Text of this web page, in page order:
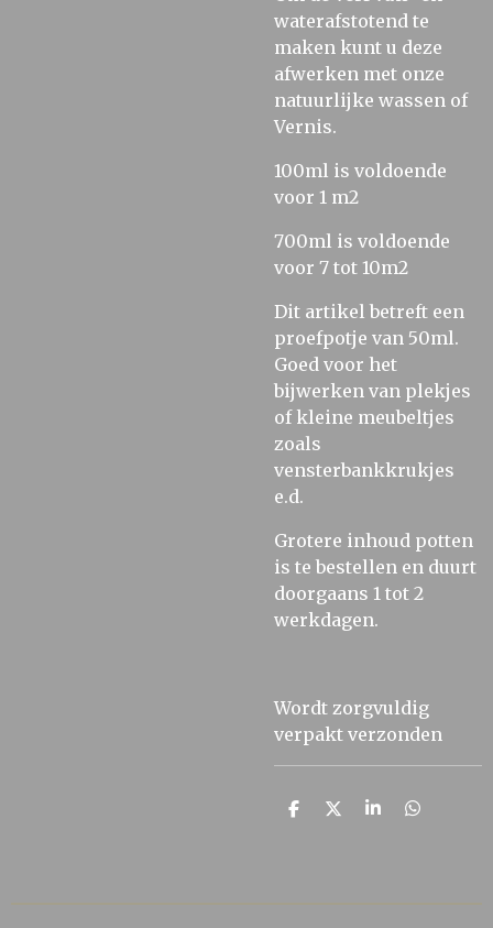
waterafstotend te
maken kunt u deze
afwerken met onze
natuurlijke wassen of
Vernis.
100ml is voldoende
voor 1 m2
700ml is voldoende
voor 7 tot 10m2
Dit artikel betreft een
proefpotje van 50ml.
Goed voor het
bijwerken van plekjes
of kleine meubeltjes
zoals
vensterbankkrukjes
e.d.
Grotere inhoud potten
is te bestellen en duurt
doorgaans 1 tot 2
werkdagen.
Wordt zorgvuldig
verpakt verzonden
D
D
S
D